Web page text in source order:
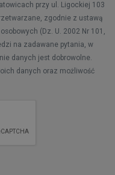
przy ul. Ligockiej 103
zgodnie z ustawą
(Dz. U. 2002 Nr 101,
na zadawane pytania, w
danych jest dobrowolne.
danych oraz możliwość